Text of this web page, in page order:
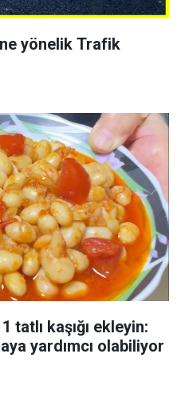
yönelik Trafik
tatlı kaşığı ekleyin:
yardımcı olabiliyor